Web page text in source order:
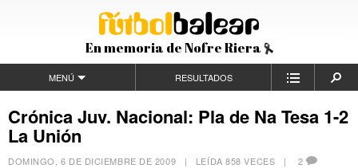
En memoria de Nofre Riera
MENÚ RESULTADOS
Crónica Juv. Nacional: Pla de Na Tesa 1-2
La Unión
DOMINGO, 6 DE DICIEMBRE DE 2009 | LEÍDA 858 VECES | 2